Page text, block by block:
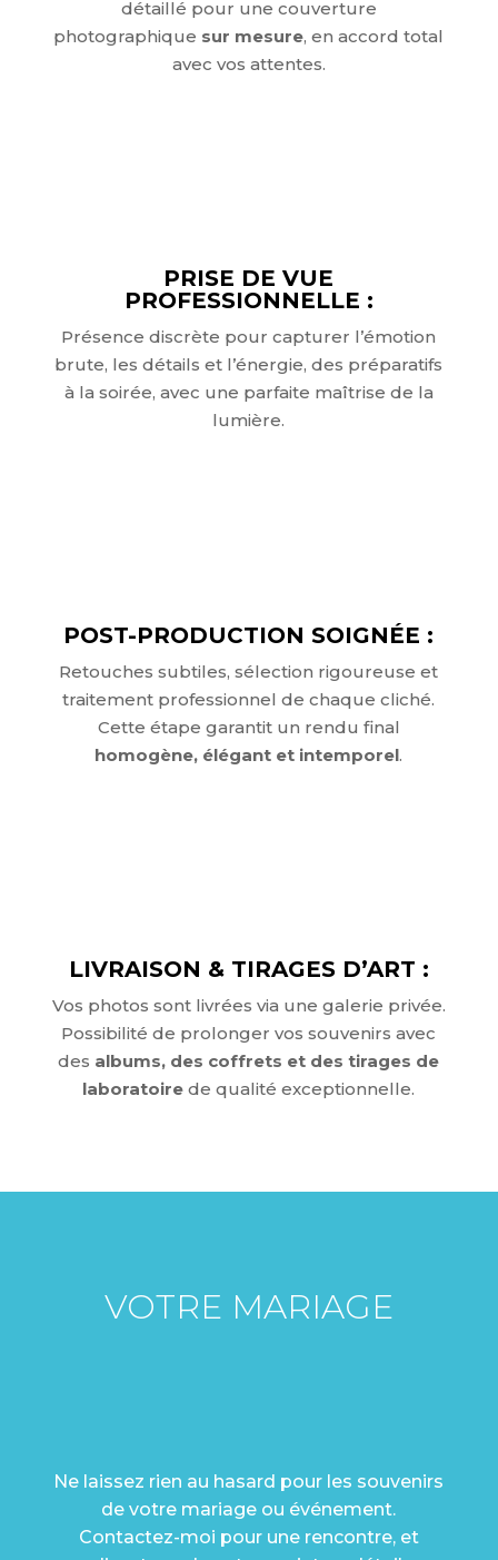
détaillé pour une couverture
photographique sur mesure, en accord total
avec vos attentes.
PRISE DE VUE
PROFESSIONNELLE :
Présence discrète pour capturer l’émotion
brute, les détails et l’énergie, des préparatifs
à la soirée, avec une parfaite maîtrise de la
lumière.
POST-PRODUCTION SOIGNÉE :
Retouches subtiles, sélection rigoureuse et
traitement professionnel de chaque cliché.
Cette étape garantit un rendu final
homogène, élégant et intemporel.
LIVRAISON & TIRAGES D’ART :
Vos photos sont livrées via une galerie privée.
Possibilité de prolonger vos souvenirs avec
des albums, des coffrets et des tirages de
laboratoire de qualité exceptionnelle.
VOTRE MARIAGE
Ne laissez rien au hasard pour les souvenirs
de votre mariage ou événement.
Contactez-moi pour une rencontre, et